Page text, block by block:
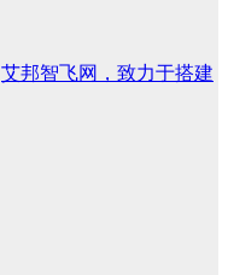
艾邦智飞网，致力于搭建